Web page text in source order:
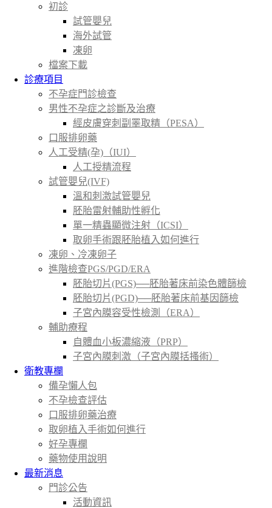
初診
試管嬰兒
海外試管
凍卵
檔案下載
診療項目
不孕症門診檢查
男性不孕症之診斷及治療
經皮膚穿刺副睪取精（PESA）
口服排卵藥
人工受精(孕)（IUI）
人工授精流程
試管嬰兒(IVF)
溫和刺激試管嬰兒
胚胎雷射輔助性孵化
單一精蟲顯微注射（ICSI）
取卵手術跟胚胎植入如何進行
凍卵、冷凍卵子
進階檢查PGS/PGD/ERA
胚胎切片(PGS)──胚胎著床前染色體篩檢
胚胎切片(PGD)──胚胎著床前基因篩檢
子宮內膜容受性檢測（ERA）
輔助療程
自體血小板濃縮液（PRP）
子宮內膜刺激（子宮內膜括搔術）
衛教專欄
備孕懶人包
不孕檢查評估
口服排卵藥治療
取卵植入手術如何進行
好孕專欄
藥物使用說明
最新消息
門診公告
活動資訊